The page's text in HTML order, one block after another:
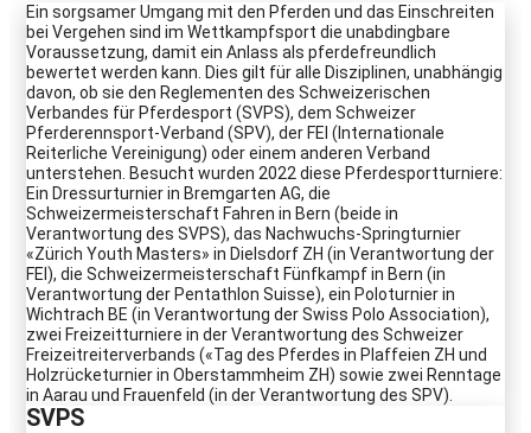
Ein sorgsamer Umgang mit den Pferden und das Einschreiten
bei Vergehen sind im Wettkampfsport die unabdingbare
Voraussetzung, damit ein Anlass als pferdefreundlich
bewertet werden kann. Dies gilt für alle Disziplinen, unabhängig
davon, ob sie den Reglementen des Schweizerischen
Verbandes für Pferdesport (SVPS), dem Schweizer
Pferderennsport-Verband (SPV), der FEI (Internationale
Reiterliche Vereinigung) oder einem anderen Verband
unterstehen. Besucht wurden 2022 diese Pferdesportturniere:
Ein Dressurturnier in Bremgarten AG, die
Schweizermeisterschaft Fahren in Bern (beide in
Verantwortung des SVPS), das Nachwuchs-Springturnier
«Zürich Youth Masters» in Dielsdorf ZH (in Verantwortung der
FEI), die Schweizermeisterschaft Fünfkampf in Bern (in
Verantwortung der Pentathlon Suisse), ein Poloturnier in
Wichtrach BE (in Verantwortung der Swiss Polo Association),
zwei Freizeitturniere in der Verantwortung des Schweizer
Freizeitreiterverbands («Tag des Pferdes in Plaffeien ZH und
Holzrücketurnier in Oberstammheim ZH) sowie zwei Renntage
in Aarau und Frauenfeld (in der Verantwortung des SPV).
SVPS